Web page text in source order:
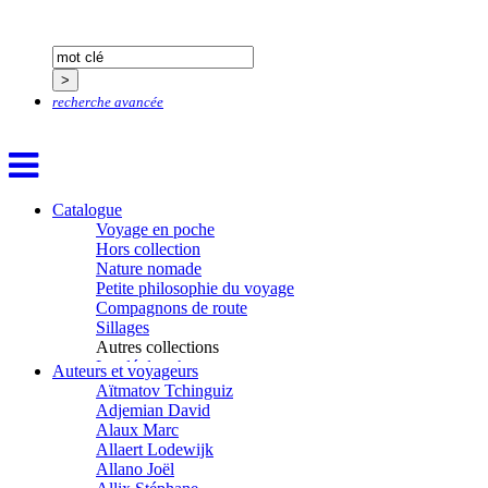
recherche avancée
Catalogue
Voyage en poche
Hors collection
Nature nomade
Petite philosophie du voyage
Compagnons de route
Sillages
Autres collections
La clé des champs
Chemins d’étoiles
Visions
Auteurs et voyageurs
Aïtmatov Tchinguiz
Adjemian David
Alaux Marc
Allaert Lodewijk
Allano Joël